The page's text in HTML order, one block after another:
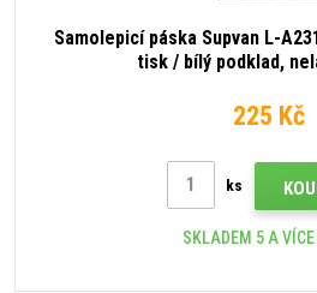
Samolepicí páska Supvan L-
tisk / bílý podklad,
225 Kč
ks
SKLADEM 5 A VÍCE